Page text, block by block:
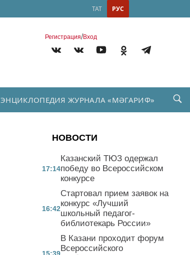
РУС
ТАТ
Регистрация/Вход
ЭНЦИКЛОПЕДИЯ ЖУРНАЛА «МӘГАРИФ»
НОВОСТИ
17:14
Казанский ТЮЗ одержал
победу во Всероссийском
конкурсе
16:42
Стартовал прием заявок на
конкурс «Лучший
школьный педагог-
библиотекарь России»
15:39
В Казани проходит форум
Всероссийского